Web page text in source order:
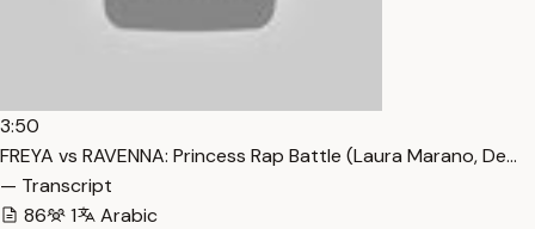
3:50
FREYA vs RAVENNA: Princess Rap Battle (Laura Marano, De…
— Transcript
86
1 Arabic